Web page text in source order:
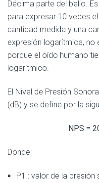
Décima parte del belio.
para expresar 10 veces
cantidad medida y una
expresión logarítmica, no
porque el oído humano
logarítmico.
El Nivel de Presión
(dB) y se define por la
NPS =
Donde:
P1 : valor de la presión